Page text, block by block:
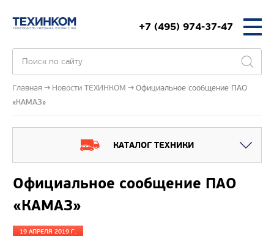
+7 (495) 974-37-47
Главная Новости ТЕХИНКОМ
Официальное сообщение ПАО
«КАМАЗ»
КАТАЛОГ ТЕХНИКИ
Официальное сообщение ПАО
«КАМАЗ»
19 АПРЕЛЯ 2019 Г.